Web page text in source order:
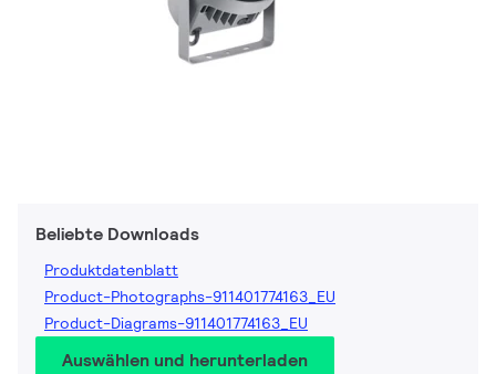
Beliebte Downloads
Produktdatenblatt
Product-Photographs-911401774163_EU
Product-Diagrams-911401774163_EU
Auswählen und herunterladen